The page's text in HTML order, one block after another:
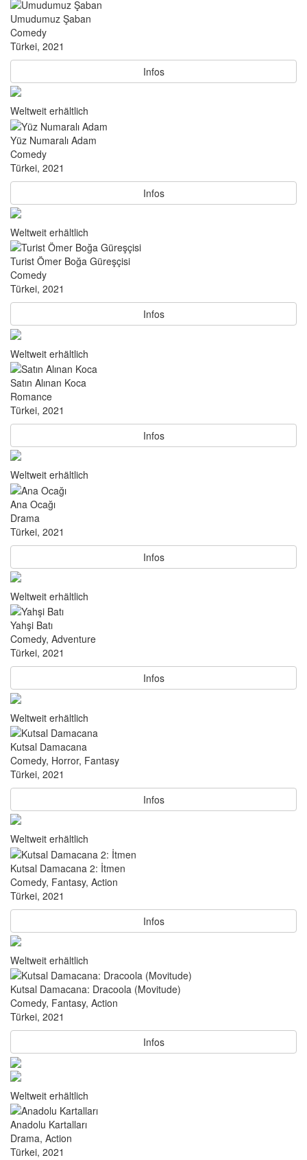
Umudumuz Şaban
Comedy
Türkei, 2021
Infos
Weltweit erhältlich
Yüz Numaralı Adam
Comedy
Türkei, 2021
Infos
Weltweit erhältlich
Turist Ömer Boğa Güreşçisi
Comedy
Türkei, 2021
Infos
Weltweit erhältlich
Satın Alınan Koca
Romance
Türkei, 2021
Infos
Weltweit erhältlich
Ana Ocağı
Drama
Türkei, 2021
Infos
Weltweit erhältlich
Yahşi Batı
Comedy, Adventure
Türkei, 2021
Infos
Weltweit erhältlich
Kutsal Damacana
Comedy, Horror, Fantasy
Türkei, 2021
Infos
Weltweit erhältlich
Kutsal Damacana 2: İtmen
Comedy, Fantasy, Action
Türkei, 2021
Infos
Weltweit erhältlich
Kutsal Damacana: Dracoola (Movitude)
Comedy, Fantasy, Action
Türkei, 2021
Infos
Weltweit erhältlich
Anadolu Kartalları
Drama, Action
Türkei, 2021